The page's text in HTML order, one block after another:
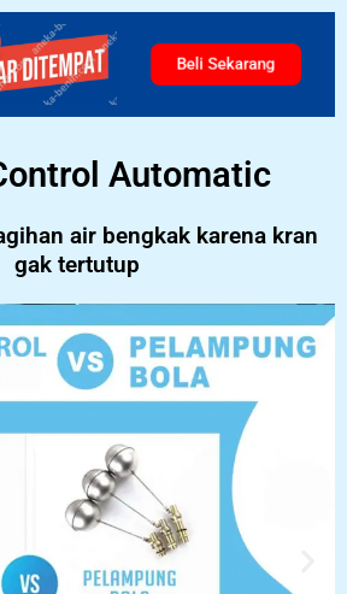
Beli Sekarang
Automatic
air bengkak karena kran
gak tertutup